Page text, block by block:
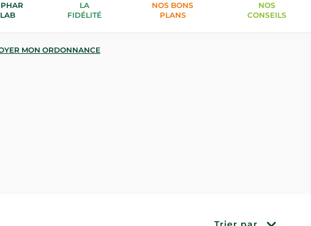
LAB
LA
FIDÉLITÉ
NOS BONS
PLANS
NOS
CONSEILS
MON ORDONNANCE